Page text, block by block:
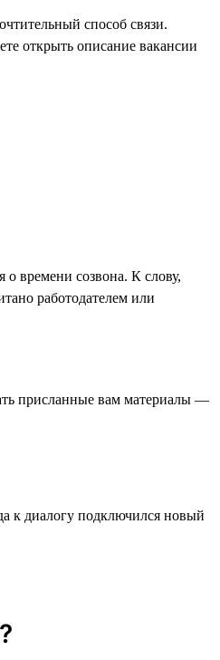
способ связи.
открыть описание вакансии
времени созвона. К слову,
работодателем или
присланные вам материалы —
к диалогу подключился новый